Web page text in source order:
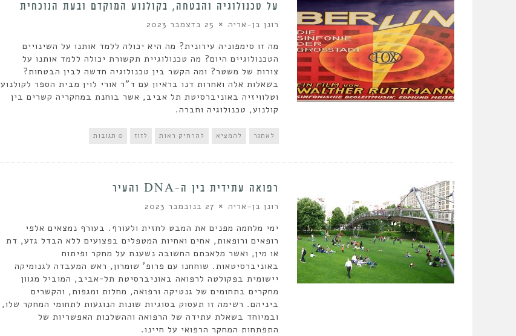
על טכנולוגיה והבטחה, בקולנוע המוקדם ובעת הנוכחית
רונן בן-אריה 25 בדצמבר 2023
מה זו סימפוניה עירונית? מה היא יכולה ללמד אותנו על השינויים
הטכנולוגיים היום? מה טכנולוגיית תקשורת יכולה ללמד אותנו על
צורות של משטר? ומה הקשר בין טכנולוגיה חדשה לבין הבטחות?
בשאלות אלה ואחרות דנו בראיון עם ד"ר אורי לוין מבית הספר לקולנוע
וטלוויזיה באוניברסיטת תל אביב, אשר בוחנת במחקריה קשרים בין
קולנוע, טכנולוגיה וחברה.
לאתגר להמציא להרחיק ראות לזוז 0 תגובות
רפואה עתידית בין ה-DNA והעיר
רונן בן-אריה 27 בנובמבר 2023
ימי מלחמה מפנים את המבט לחזית ולעורף. בעורף נמצאים אלפי
רופאים ורופאות, אחים ואחיות המטפלים בפצועים ללא הבדל גזע, דת
או מין, ואשר מלאכתם החשובה נשענת על מחקר ופיתוח
באוניברסיטאות. שוחחנו עם פרופ' שומרון, ראש המעבדה לגנומיקה
יישומית בפקולטה לרפואה באוניברסיטת תל-אביב, המוביל מגוון
מחקרים בתחומים של גנטיקה ורפואה, מחלות ומגפות, והקשרים
ביניהם. רשימה זו תעסוק בסוגיות שונות הנוגעות לתחומי המחקר שלו,
ובמיוחד בשאלת עתידה של הרפואה וההשלכות האפשריות של
התפתחות המחקר הרפואי על חיינו.